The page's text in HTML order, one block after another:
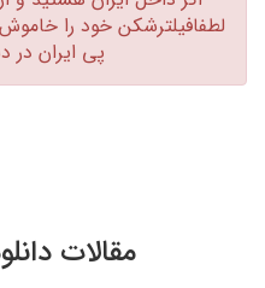
لطفافیلترشکن خود را خاموش
پی ایران در
مقالات